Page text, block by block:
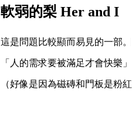
軟弱的梨 Her and I
這是問題比較顯而易見的一部
「人的需求要被滿足才會快樂
（好像是因為磁磚和門板是粉